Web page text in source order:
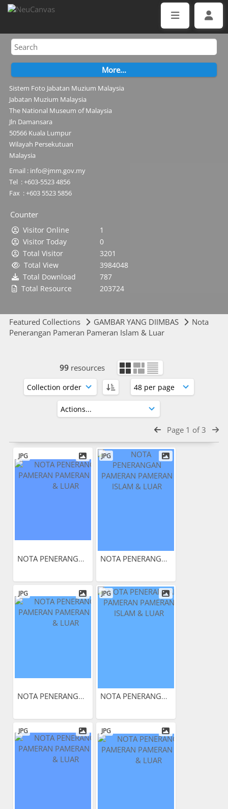
Sistem Foto Jabatan Muzium Malaysia
Jabatan Muzium Malaysia
The National Museum of Malaysia
Jln Damansara
50566 Kuala Lumpur
Wilayah Persekutuan
Malaysia
Email : info@jmm.gov.my
Tel : +603-5523 4856
Fax : +603 5523 5856
Counter
Visitor Online
1
Visitor Today
0
Total Visitor
3201
Total View
3984048
Total Download
787
Total Resource
203724
Featured Collections GAMBAR YANG DIIMBAS
Nota
Penerangan Pameran Pameran Islam & Luar
99 resources
Page 1 of 3
JPG
NOTA PENERANGAN PAMERAN...
JPG
NOTA PENERANGAN PAMERAN...
JPG
NOTA PENERANGAN PAMERAN...
JPG
NOTA PENERANGAN PAMERAN...
JPG JPG